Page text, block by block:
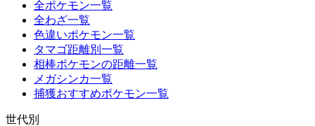
全ポケモン一覧
全わざ一覧
色違いポケモン一覧
タマゴ距離別一覧
相棒ポケモンの距離一覧
メガシンカ一覧
捕獲おすすめポケモン一覧
世代別